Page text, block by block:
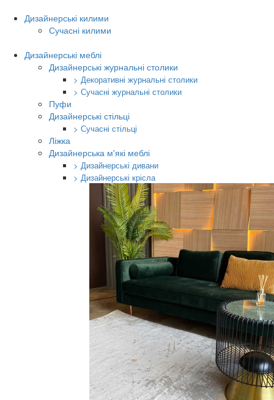
Дизайнерські килими
Сучасні килими
Дизайнерські меблі
Дизайнерські журнальні столики
> Декоративні журнальні столики
> Сучасні журнальні столики
Пуфи
Дизайнерські стільці
> Сучасні стільці
Ліжка
Дизайнерська м'які меблі
> Дизайнерські дивани
> Дизайнерські крісла